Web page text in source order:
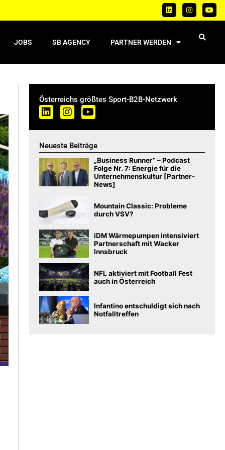
JOBS SB AGENCY PARTNER WERDEN
Österreichs größtes Sport-B2B-Netzwerk
Neueste Beiträge
„Business Runner“ – Podcast
Folge Nr. 7: Energie für die
Unternehmenskultur [Partner-
News]
Mountain Classic: Probleme
durch VSV?
iDM Wärmepumpen intensiviert
Partnerschaft mit Wacker
Innsbruck
NFL aktiviert mit Football Fest
auch in Österreich
Infantino entschuldigt sich nach
Notfalltreffen